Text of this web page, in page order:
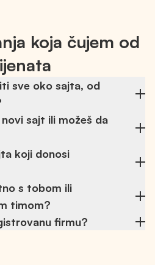
koja čujem od
sve oko sajta, od
proces, od izbora
sistema i dizajna, do
sajt ili možeš da
osnova ima smisla,
krećemo iz početka, ali
koji donosi
od složenosti i obima
i bez razvlačenja.
s tobom ili
timom?
strategije i dizajna do
firmu?